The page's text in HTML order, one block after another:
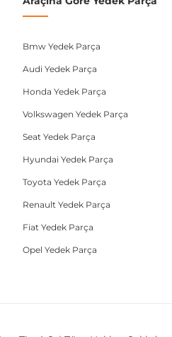
Bmw Yedek Parça
Audi Yedek Parça
Honda Yedek Parça
Volkswagen Yedek Parça
Seat Yedek Parça
Hyundai Yedek Parça
Toyota Yedek Parça
Renault Yedek Parça
Fiat Yedek Parça
Opel Yedek Parça